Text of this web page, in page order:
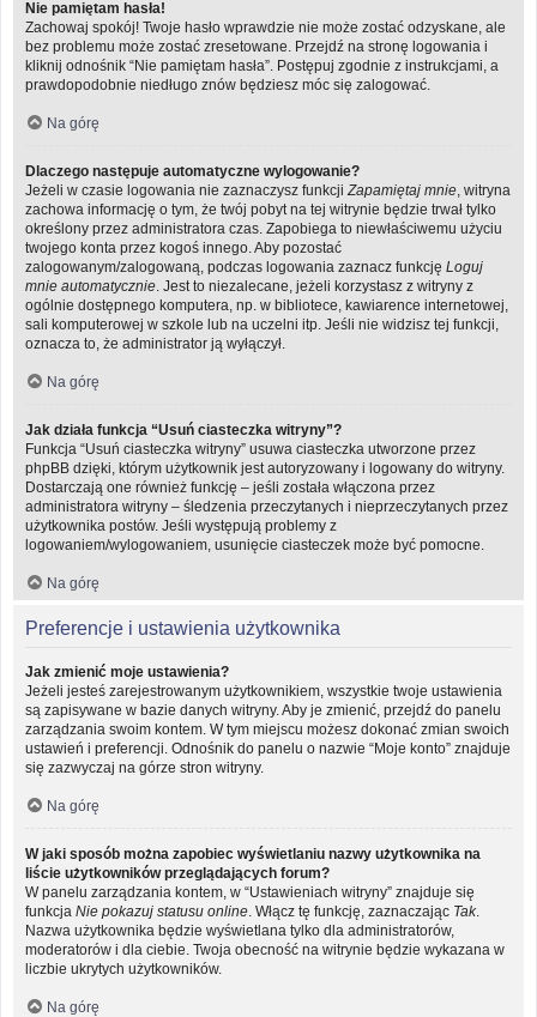
Nie pamiętam hasła!
Zachowaj spokój! Twoje hasło wprawdzie nie może zostać odzyskane, ale
bez problemu może zostać zresetowane. Przejdź na stronę logowania i
kliknij odnośnik “Nie pamiętam hasła”. Postępuj zgodnie z instrukcjami, a
prawdopodobnie niedługo znów będziesz móc się zalogować.
Na górę
Dlaczego następuje automatyczne wylogowanie?
Jeżeli w czasie logowania nie zaznaczysz funkcji Zapamiętaj mnie , witryna
zachowa informację o tym, że twój pobyt na tej witrynie będzie trwał tylko
określony przez administratora czas. Zapobiega to niewłaściwemu użyciu
twojego konta przez kogoś innego. Aby pozostać
zalogowanym/zalogowaną, podczas logowania zaznacz funkcję Loguj
mnie automatycznie . Jest to niezalecane, jeżeli korzystasz z witryny z
ogólnie dostępnego komputera, np. w bibliotece, kawiarence internetowej,
sali komputerowej w szkole lub na uczelni itp. Jeśli nie widzisz tej funkcji,
oznacza to, że administrator ją wyłączył.
Na górę
Jak działa funkcja “Usuń ciasteczka witryny”?
Funkcja “Usuń ciasteczka witryny” usuwa ciasteczka utworzone przez
phpBB dzięki, którym użytkownik jest autoryzowany i logowany do witryny.
Dostarczają one również funkcję – jeśli została włączona przez
administratora witryny – śledzenia przeczytanych i nieprzeczytanych przez
użytkownika postów. Jeśli występują problemy z
logowaniem/wylogowaniem, usunięcie ciasteczek może być pomocne.
Na górę
Preferencje i ustawienia użytkownika
Jak zmienić moje ustawienia?
Jeżeli jesteś zarejestrowanym użytkownikiem, wszystkie twoje ustawienia
są zapisywane w bazie danych witryny. Aby je zmienić, przejdź do panelu
zarządzania swoim kontem. W tym miejscu możesz dokonać zmian swoich
ustawień i preferencji. Odnośnik do panelu o nazwie “Moje konto” znajduje
się zazwyczaj na górze stron witryny.
Na górę
W jaki sposób można zapobiec wyświetlaniu nazwy użytkownika na
liście użytkowników przeglądających forum?
W panelu zarządzania kontem, w “Ustawieniach witryny” znajduje się
funkcja Nie pokazuj statusu online . Włącz tę funkcję, zaznaczając Tak.
Nazwa użytkownika będzie wyświetlana tylko dla administratorów,
moderatorów i dla ciebie. Twoja obecność na witrynie będzie wykazana w
liczbie ukrytych użytkowników.
Na górę